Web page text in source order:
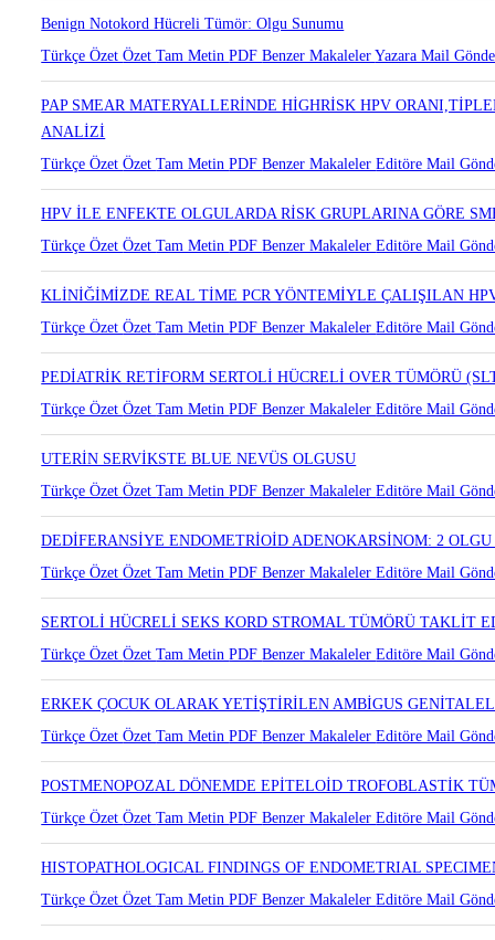
Benign Notokord Hücreli Tümör: Olgu Sunumu
Türkçe ÖzetÖzetTam MetinPDFBenzer MakalelerYazara Mail
PAP SMEAR MATERYALLERİNDE HİGHRİSK HPV
ANALİZİ
Türkçe ÖzetÖzetTam MetinPDFBenzer MakalelerEditöre Mail
HPV İLE ENFEKTE OLGULARDA RİSK GRUPLARINA GÖRE
Türkçe ÖzetÖzetTam MetinPDFBenzer MakalelerEditöre Mail
KLİNİĞİMİZDE REAL TİME PCR YÖNTEMİYLE ÇALIŞILAN
Türkçe ÖzetÖzetTam MetinPDFBenzer MakalelerEditöre Mail
PEDİATRİK RETİFORM SERTOLİ HÜCRELİ OVER TÜMÖRÜ
Türkçe ÖzetÖzetTam MetinPDFBenzer MakalelerEditöre Mail
UTERİN SERVİKSTE BLUE NEVÜS OLGUSU
Türkçe ÖzetÖzetTam MetinPDFBenzer MakalelerEditöre Mail
DEDİFERANSİYE ENDOMETRİOİD ADENOKARSİNOM: 2
Türkçe ÖzetÖzetTam MetinPDFBenzer MakalelerEditöre Mail
SERTOLİ HÜCRELİ SEKS KORD STROMAL TÜMÖRÜ TAKLİT
Türkçe ÖzetÖzetTam MetinPDFBenzer MakalelerEditöre Mail
ERKEK ÇOCUK OLARAK YETİŞTİRİLEN AMBİGUS
Türkçe ÖzetÖzetTam MetinPDFBenzer MakalelerEditöre Mail
POSTMENOPOZAL DÖNEMDE EPİTELOİD TROFOBLASTİK
Türkçe ÖzetÖzetTam MetinPDFBenzer MakalelerEditöre Mail
HISTOPATHOLOGICAL FINDINGS OF ENDOMETRIAL
Türkçe ÖzetÖzetTam MetinPDFBenzer MakalelerEditöre Mail